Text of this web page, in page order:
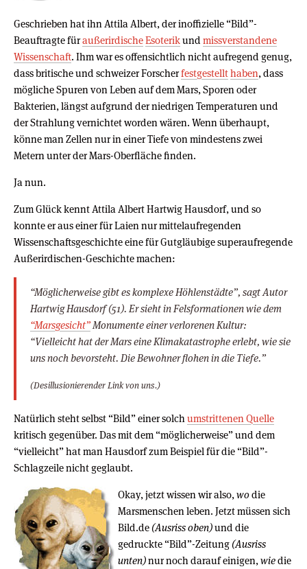
Geschrieben hat ihn Attila Albert, der inoffizielle “Bild”-
Beauftragte füraußerirdischeEsoterikund missverstandene
Wissenschaft. Ihm war es offensichtlich nicht aufregend genug,
dass britische und schweizer Forscherfestgestellthaben, dass
mögliche Spuren von Leben auf dem Mars, Sporen oder
Bakterien, längst aufgrund der niedrigen Temperaturen und
der Strahlung vernichtet worden wären. Wenn überhaupt,
könne man Zellen nur in einer Tiefe von mindestens zwei
Metern unter der Mars-Oberfläche finden.
Ja nun.
Zum Glück kennt Attila Albert Hartwig Hausdorf, und so
konnte er aus einer für Laien nur mittelaufregenden
Wissenschaftsgeschichte eine für Gutgläubige superaufregende
Außerirdischen-Geschichte machen:
“Möglicherweise gibt es komplexe Höhlenstädte”, sagt Autor
Hartwig Hausdorf (51). Er sieht in Felsformationen wie dem
“Marsgesicht”Monumente einer verlorenen Kultur:
“Vielleicht hat der Mars eine Klimakatastrophe erlebt, wie sie
uns noch bevorsteht. Die Bewohner flohen in die Tiefe.”
(Desillusionierender Link von uns.)
Natürlich steht selbst “Bild” einer solch umstrittenen Quelle
kritisch gegenüber. Das mit dem “möglicherweise” und dem
“vielleicht” hat man Hausdorf zum Beispiel für die “Bild”-
Schlagzeile nicht geglaubt.
Okay, jetzt wissen wir also, wodie
Marsmenschen leben. Jetzt müssen sich
Bild.de (Ausriss oben)und die
gedruckte “Bild”-Zeitung (Ausriss
unten)nur noch darauf einigen, wiedie